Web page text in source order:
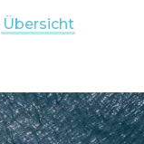
Übersicht